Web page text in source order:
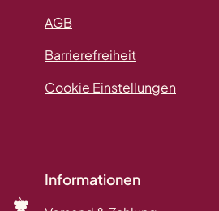
AGB
Barrierefreiheit
Cookie Einstellungen
Informationen